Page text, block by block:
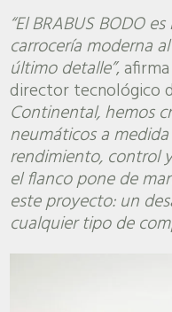
“El BRABUS BODO
carrocería moderna
último detalle”,
director tecnológico
Continental, hemos
neumáticos a
rendimiento, control
el flanco pone de
este proyecto: un
cualquier tipo de